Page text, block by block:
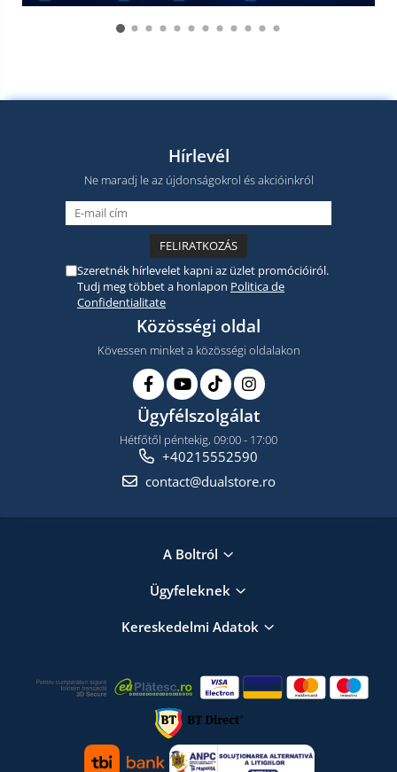
Hírlevél
Ne maradj le az újdonságokrol és akcióinkról
Szeretnék hírlevelet kapni az üzlet promócióiról.
Tudj meg többet a honlapon Politica de
Confidentialitate
Közösségi oldal
Kövessen minket a közösségi oldalakon
Ügyfélszolgálat
Hétfőtől péntekig, 09:00 - 17:00
+40215552590
contact@dualstore.ro
A Boltról
Ügyfeleknek
Kereskedelmi Adatok